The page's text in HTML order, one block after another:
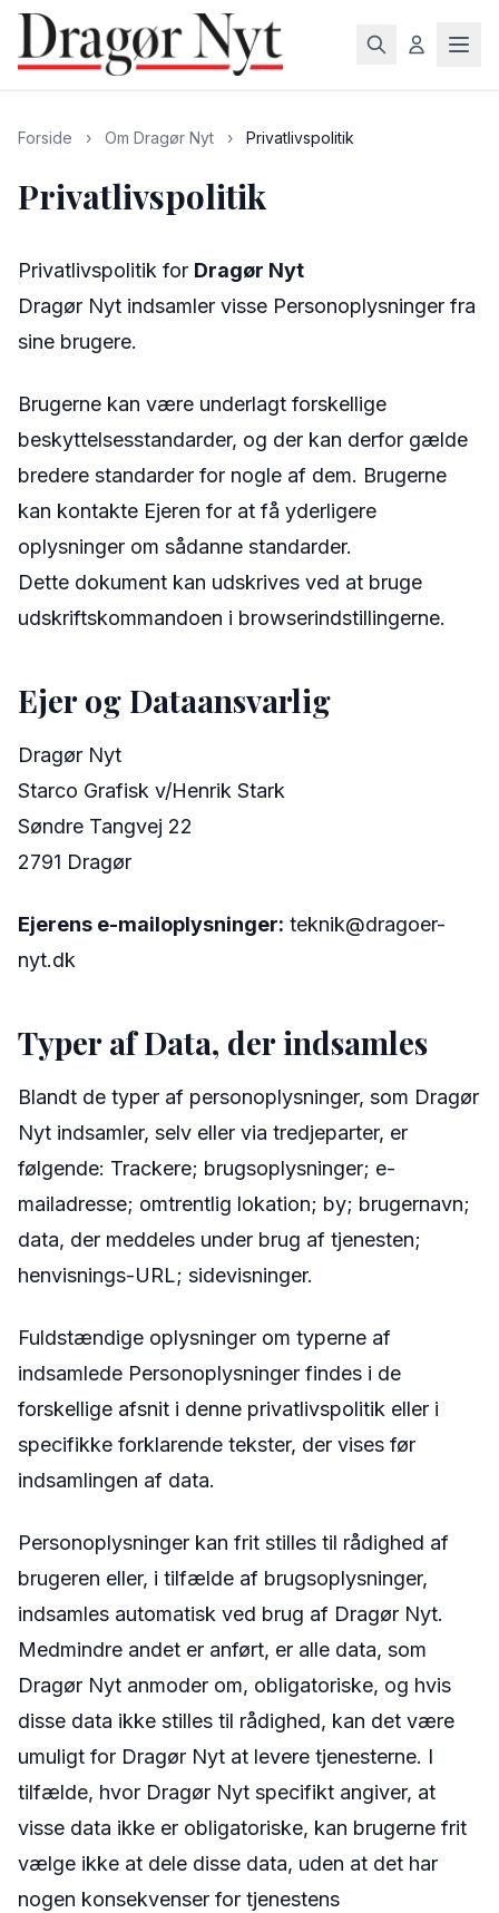
Forside › Om Dragør Nyt › Privatlivspolitik
Privatlivspolitik
Privatlivspolitik for Dragør Nyt
Dragør Nyt indsamler visse Personoplysninger fra
sine brugere.
Brugerne kan være underlagt forskellige
beskyttelsesstandarder, og der kan derfor gælde
bredere standarder for nogle af dem. Brugerne
kan kontakte Ejeren for at få yderligere
oplysninger om sådanne standarder.
Dette dokument kan udskrives ved at bruge
udskriftskommandoen i browserindstillingerne.
Ejer og Dataansvarlig
Dragør Nyt
Starco Grafisk v/Henrik Stark
Søndre Tangvej 22
2791 Dragør
Ejerens e-mailoplysninger: teknik@dragoer-
nyt.dk
Typer af Data, der indsamles
Blandt de typer af personoplysninger, som Dragør
Nyt indsamler, selv eller via tredjeparter, er
følgende: Trackere; brugsoplysninger; e-
mailadresse; omtrentlig lokation; by; brugernavn;
data, der meddeles under brug af tjenesten;
henvisnings-URL; sidevisninger.
Fuldstændige oplysninger om typerne af
indsamlede Personoplysninger findes i de
forskellige afsnit i denne privatlivspolitik eller i
specifikke forklarende tekster, der vises før
indsamlingen af data.
Personoplysninger kan frit stilles til rådighed af
brugeren eller, i tilfælde af brugsoplysninger,
indsamles automatisk ved brug af Dragør Nyt.
Medmindre andet er anført, er alle data, som
Dragør Nyt anmoder om, obligatoriske, og hvis
disse data ikke stilles til rådighed, kan det være
umuligt for Dragør Nyt at levere tjenesterne. I
tilfælde, hvor Dragør Nyt specifikt angiver, at
visse data ikke er obligatoriske, kan brugerne frit
vælge ikke at dele disse data, uden at det har
nogen konsekvenser for tjenestens